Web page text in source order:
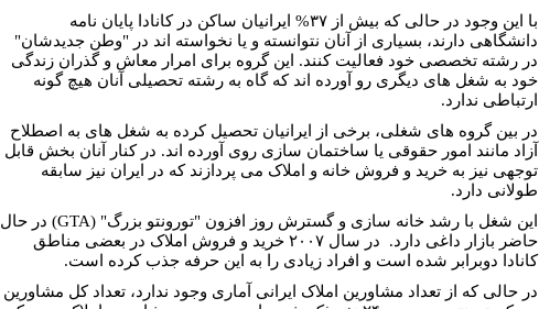
با این وجود در حالی که بیش از ۳۷% ایرانیان ساکن در کانادا پایان نامه
دانشگاهی دارند، بسیاری از آنان نتوانسته و یا نخواسته اند در "وطن جدیدشان"
در رشته تخصصی خود فعالیت کنند. این گروه برای امرار معاش و گذران زندگی
خود به شغل های دیگری رو آورده اند که گاه به رشته تحصیلی آنان هیچ گونه
ارتباطی ندارد.
در بین گروه های شغلی، برخی از ایرانیان تحصیل کرده به شغل های به اصطلاح
آزاد مانند امور حقوقی یا ساختمان سازی روی آورده اند. در کنار آنان بخش قابل
توجهی نیز به خرید و فروش خانه و املاک می پردازند که در ایران نیز سابقه
طولانی دارد.
این شغل با رشد خانه سازی و گسترش روز افزون "تورونتو بزرگ" (GTA) در حال
حاضر بازار داغی دارد. در سال ۲۰۰۷ خرید و فروش املاک در بعضی مناطق
کانادا دوبرابر شده است و افراد زیادی را به این حرفه جذب کرده است.
در حالی که از تعداد مشاورین املاک ایرانی آماری وجود ندارد، تعداد کل مشاورین